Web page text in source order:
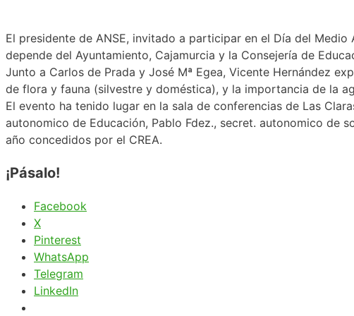
El presidente de ANSE, invitado a participar en el Día del
depende del Ayuntamiento, Cajamurcia y la Consejería de
Junto a Carlos de Prada y José Mª Egea, Vicente Hernández
de flora y fauna (silvestre y doméstica), y la importancia de la
El evento ha tenido lugar en la sala de conferencias de Las
autonomico de Educación, Pablo Fdez., secret. autonomico de
año concedidos por el CREA.
¡Pásalo!
Facebook
X
Pinterest
WhatsApp
Telegram
LinkedIn